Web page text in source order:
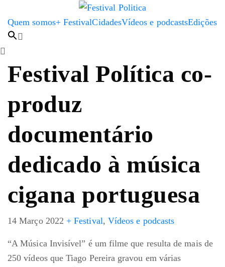
Quem somos+ FestivalCidadesVídeos e podcastsEdições
Festival Política co-
produz
documentário
dedicado à música
cigana portuguesa
14 Março 2022 + Festival, Vídeos e podcasts
“A Música Invisível” é um filme que resulta de mais de
250 vídeos que Tiago Pereira gravou em várias